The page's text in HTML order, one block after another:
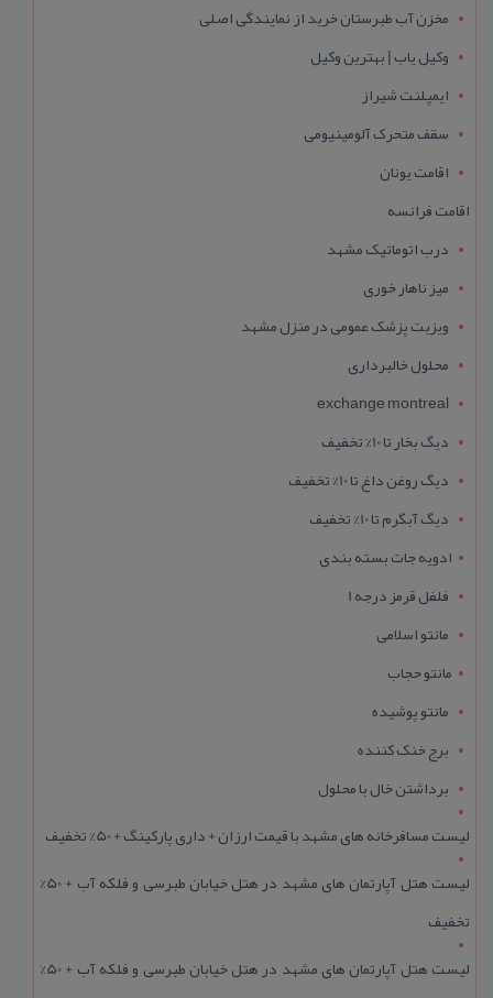
مخزن آب طبرستان خرید از نمایندگی اصلی
وکیل یاب | بهترین وکیل
ایمپلنت شیراز
سقف متحرک آلومینیومی
اقامت یونان
اقامت فرانسه
درب اتوماتیک مشهد
میز ناهار خوری
ویزیت پزشک عمومی در منزل مشهد
محلول خالبرداری
exchange montreal
دیگ بخار تا 10% تخفیف
دیگ روغن داغ تا 10% تخفیف
دیگ آبگرم تا 10% تخفیف
ادویه جات بسته بندی
فلفل قرمز درجه 1
مانتو اسلامی
مانتو حجاب
مانتو پوشیده
برج خنک کننده
برداشتن خال با محلول
لیست مسافرخانه های مشهد با قیمت ارزان + داری پارکینگ + 50% تخفیف
لیست هتل آپارتمان های مشهد در هتل خیابان طبرسی و فلکه آب + 50%
تخفیف
لیست هتل آپارتمان های مشهد در هتل خیابان طبرسی و فلکه آب + 50%